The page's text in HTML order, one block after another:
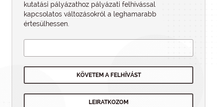
kutatási pályázathoz pályázati felhí­vással
kapcsolatos változásokról a leghamarabb
értesülhessen.